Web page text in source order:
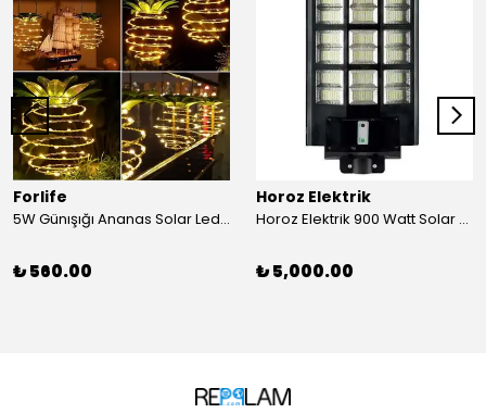
Forlife
5W Günışığı Ananas Solar Led Aydınlatma Bahçe Balkon Aydınlatma
₺ 560.00
Horoz Elektrik
Horoz Elektrik 900 Watt Solar Sokak Armatürü Beyaz Işık
₺ 5,000.00